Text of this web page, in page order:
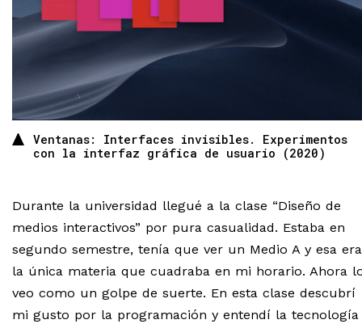
Ventanas: Interfaces invisibles. Experimentos
con la interfaz gráfica de usuario (2020)
Durante la universidad llegué a la clase “Diseño de
medios interactivos” por pura casualidad. Estaba en
segundo semestre, tenía que ver un Medio A y esa era
la única materia que cuadraba en mi horario. Ahora
veo como un golpe de suerte. En esta clase descubrí
mi gusto por la programación y entendí la tecnología